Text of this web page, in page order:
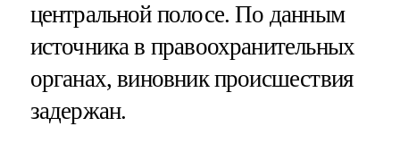
центральной полосе. По данным
источника в правоохранительных
органах, виновник происшествия
задержан.